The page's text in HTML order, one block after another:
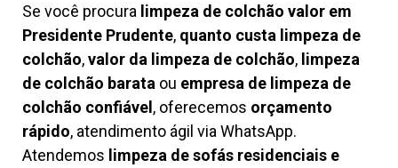
Se você procura limpeza de colchão valor em
Presidente Prudente, quanto custa limpeza de
colchão,valor da limpeza de colchão, limpeza
de colchão barata ou empresa de limpeza de
colchão confiável, oferecemos orçamento
rápido, atendimento ágil via WhatsApp.
Atendemos limpeza desofás residenciais e